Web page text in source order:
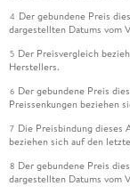
4 Der gebundene Preis
dargestellten Datums vom
5 Der Preisvergleich
Herstellers.
6 Der gebundene Preis
Preissenkungen beziehen
7 Die Preisbindung dieses
beziehen sich auf den
8 Der gebundene Preis
dargestellten Datums vom